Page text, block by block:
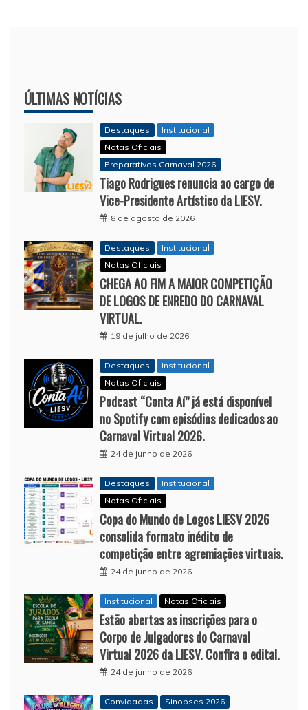
ÚLTIMAS NOTÍCIAS
Destaques
Institucional
Notas Oficiais
Preparativos Carnaval 2026
Tiago Rodrigues renuncia ao cargo de
Vice-Presidente Artístico da LIESV.
8 de agosto de 2026
Destaques
Institucional
Notas Oficiais
CHEGA AO FIM A MAIOR COMPETIÇÃO
DE LOGOS DE ENREDO DO CARNAVAL
VIRTUAL.
19 de julho de 2026
Destaques
Institucional
Notas Oficiais
Podcast “Conta Aí” já está disponível
no Spotify com episódios dedicados ao
Carnaval Virtual 2026.
24 de junho de 2026
Destaques
Institucional
Notas Oficiais
Copa do Mundo de Logos LIESV 2026
consolida formato inédito de
competição entre agremiações virtuais.
24 de junho de 2026
Institucional Notas Oficiais
Estão abertas as inscrições para o
Corpo de Julgadores do Carnaval
Virtual 2026 da LIESV. Confira o edital.
24 de junho de 2026
Convidadas Sinopses 2026